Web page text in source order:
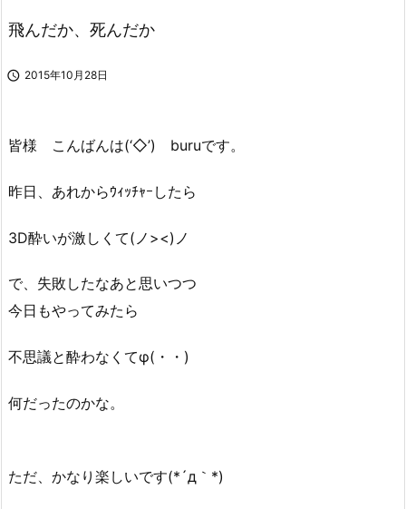
飛んだか、死んだか
 2015年10月28日
皆様 こんばんは(‘◇’)ゞburuです。
昨日、あれからｳｨｯﾁｬｰしたら
3D酔いが激しくて(ノ><)ノ
で、失敗したなあと思いつつ
今日もやってみたら
不思議と酔わなくてφ(・・)
何だったのかな。
ただ、かなり楽しいです(*´д｀*)